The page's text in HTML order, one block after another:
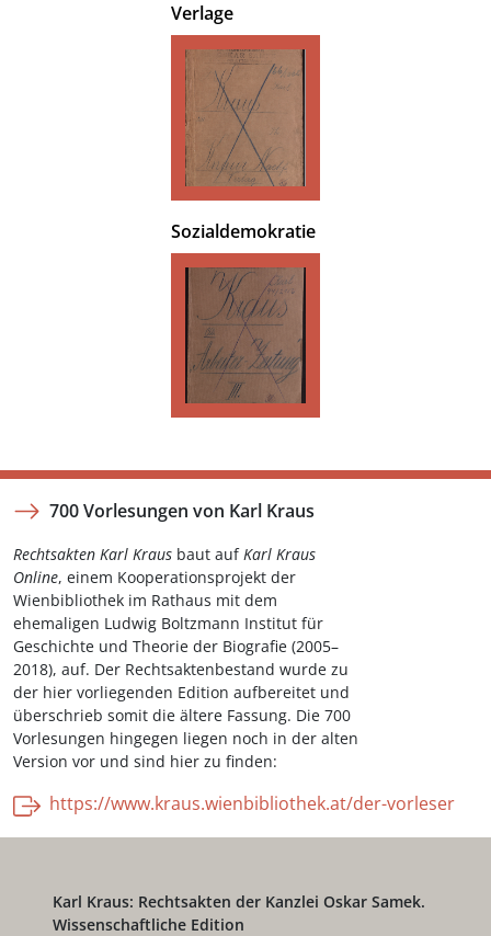
Verlage
Sozialdemokratie
700 Vorlesungen von Karl Kraus
Rechtsakten Karl Kraus baut aufKarl Kraus
Online, einem Kooperationsprojekt der
Wienbibliothek im Rathaus mit dem
ehemaligen Ludwig Boltzmann Institut für
Geschichte und Theorie der Biografie (2005–
2018), auf. Der Rechtsaktenbestand wurde zu
der hier vorliegenden Edition aufbereitet und
überschrieb somit die ältere Fassung. Die 700
Vorlesungen hingegen liegen noch in der alten
Version vor und sind hier zu finden:
https://www.kraus.wienbibliothek.at/der-vorleser
Karl Kraus: Rechtsakten der Kanzlei Oskar Samek.
Wissenschaftliche Edition